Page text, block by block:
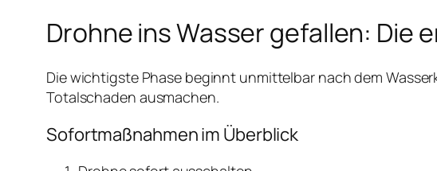
Drohne ins Wasser gefallen: Die
Die wichtigste Phase beginnt unmittelbar nach dem
Totalschaden ausmachen.
Sofortmaßnahmen im Überblick